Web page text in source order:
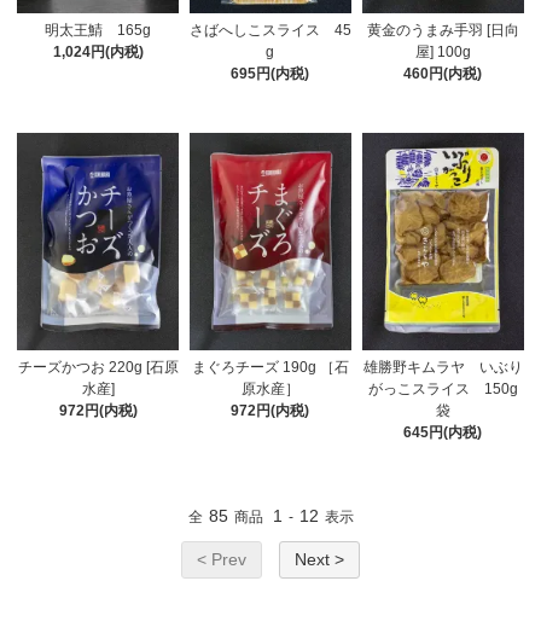
明太王鯖 165g
1,024円(内税)
さばへしこスライス 45
g
695円(内税)
黄金のうまみ手羽 [日向
屋] 100g
460円(内税)
チーズかつお 220g [石原
水産]
972円(内税)
まぐろチーズ 190g ［石
原水産］
972円(内税)
雄勝野キムラヤ いぶり
がっこスライス 150g
袋
645円(内税)
全 85 商品 1 - 12 表示
< Prev Next >